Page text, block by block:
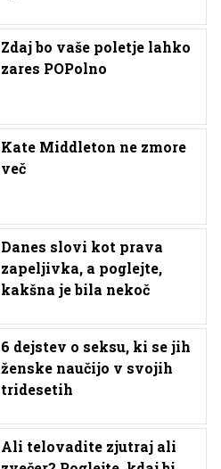
Zdaj bo vaše poletje lahko
zares POPolno
Kate Middleton ne zmore
več
Danes slovi kot prava
zapeljivka, a poglejte,
kakšna je bila nekoč
6 dejstev o seksu, ki se jih
ženske naučijo v svojih
tridesetih
Ali telovadite zjutraj ali